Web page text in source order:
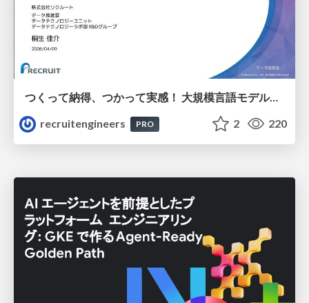
つくって納得、つかって実感！ 大規模言語モデルことはじめ ver2.0
recruitengineers
PRO 2 220